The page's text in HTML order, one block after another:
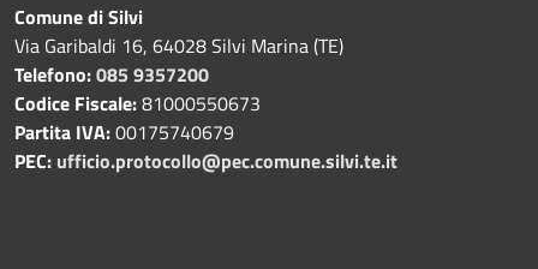
Comune di Silvi
Via Garibaldi 16, 64028 Silvi Marina (TE)
Telefono:085 9357200
Codice Fiscale:81000550673
Partita IVA:00175740679
PEC: ufficio.protocollo@pec.comune.silvi.te.it